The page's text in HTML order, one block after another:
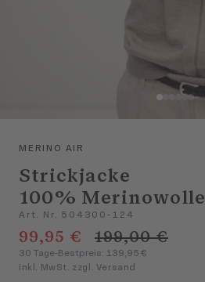
MERINO AIR
Strickjacke
100% Merinowolle
Art. Nr. 504300-124
99,95 € 199,00 €
30 Tage-Bestpreis: 139,95 €
inkl. MwSt. zzgl. Versand